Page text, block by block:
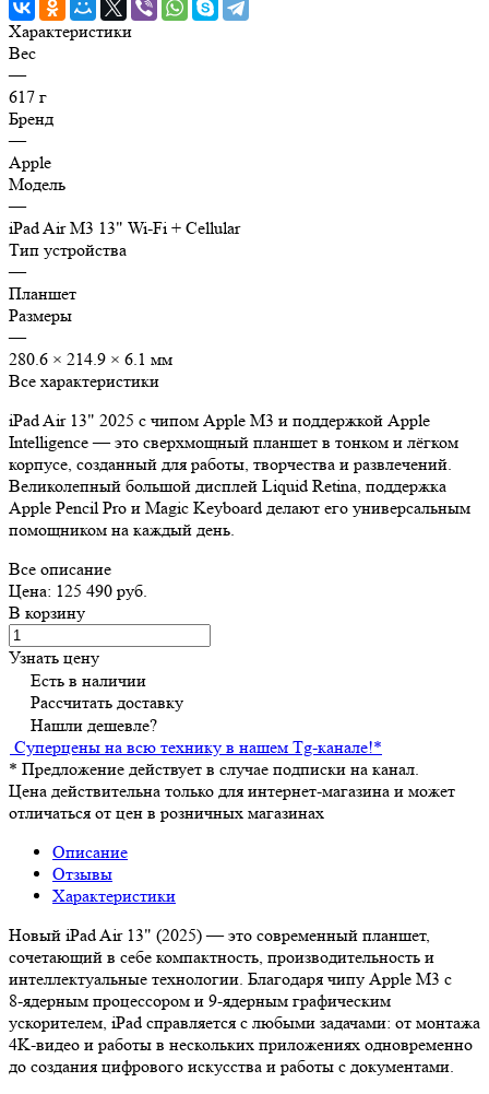
Характеристики
Вес
—
617 г
Бренд
—
Apple
Модель
—
iPad Air M3 13" Wi-Fi + Cellular
Тип устройства
—
Планшет
Размеры
—
280.6 × 214.9 × 6.1 мм
Все характеристики
iPad Air 13" 2025 с чипом Apple M3 и поддержкой Apple
Intelligence — это сверхмощный планшет в тонком и лёгком
корпусе, созданный для работы, творчества и развлечений.
Великолепный большой дисплей Liquid Retina, поддержка
Apple Pencil Pro и Magic Keyboard делают его универсальным
помощником на каждый день.
Все описание
Цена: 125 490 руб.
В корзину
Узнать цену
Есть в наличии
Рассчитать доставку
Нашли дешевле?
Суперцены на всю технику в нашем Tg-канале!*
* Предложение действует в случае подписки на канал.
Цена действительна только для интернет-магазина и может
отличаться от цен в розничных магазинах
Описание
Отзывы
Характеристики
Новый iPad Air 13" (2025) — это современный планшет,
сочетающий в себе компактность, производительность и
интеллектуальные технологии. Благодаря чипу Apple M3 с
8‑ядерным процессором и 9‑ядерным графическим
ускорителем, iPad справляется с любыми задачами: от монтажа
4K‑видео и работы в нескольких приложениях одновременно
до создания цифрового искусства и работы с документами.